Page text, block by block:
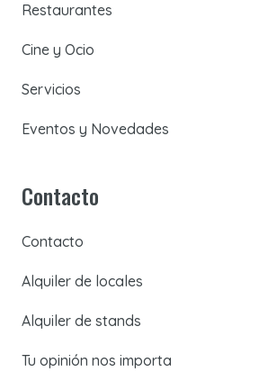
Restaurantes
Cine y Ocio
Servicios
Eventos y Novedades
Contacto
Contacto
Alquiler de locales
Alquiler de stands
Tu opinión nos importa